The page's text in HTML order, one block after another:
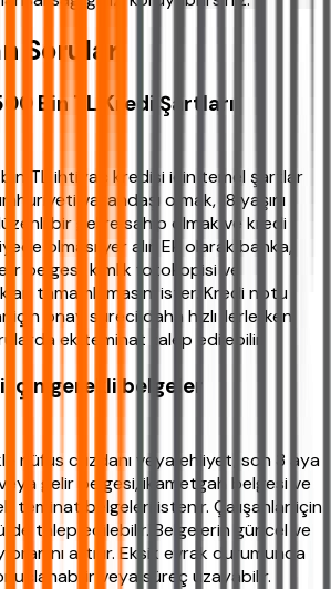
Sorular
Bin TL Kredi Şartları
bin TL ihtiyaç kredisi için temel şartlar
vatandaşı olmak, 18 yaşını
bir gelire sahip olmak ve kredi
olması yer alır. Ek olarak banka,
belgesi, kimlik fotokopisi ve
tamamlamasını ister. Kredi notu
için onay süreci daha hızlı ilerlerken,
ek teminat talep edilebilir.
için gerekli belgeler
nüfus cüzdanı veya ehliyet, son 3 aya
gelir belgesi, ikametgah belgesi ve
teminat belgeleri istenir. Çalışanlar için
de talep edilebilir. Belgelerin güncel ve
oranını artırır. Eksik evrak durumunda
veya süreç uzayabilir.